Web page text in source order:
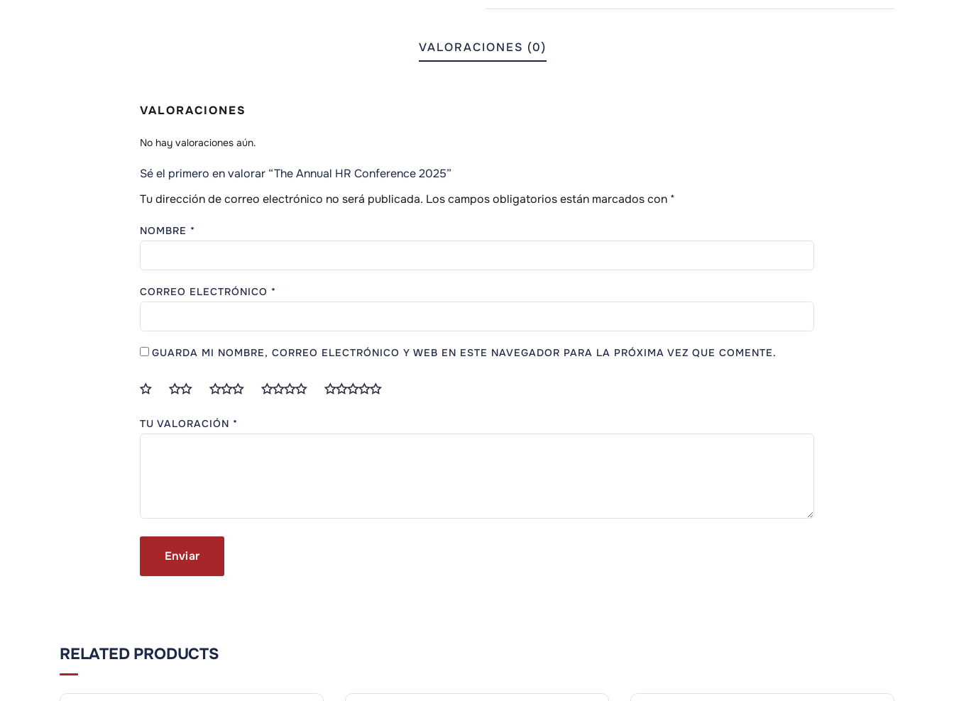
VALORACIONES (0)
VALORACIONES
No hay valoraciones aún.
Sé el primero en valorar “The Annual HR Conference 2025”
Tu dirección de correo electrónico no será publicada. Los campos obligatorios están marcados con *
NOMBRE *
CORREO ELECTRÓNICO *
GUARDA MI NOMBRE, CORREO ELECTRÓNICO Y WEB EN ESTE NAVEGADOR PARA LA PRÓXIMA VEZ QUE COMENTE.
TU VALORACIÓN *
RELATED PRODUCTS